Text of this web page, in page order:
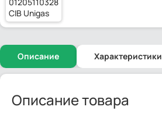
CIB Unigas
Описание Характеристики
Описание товара